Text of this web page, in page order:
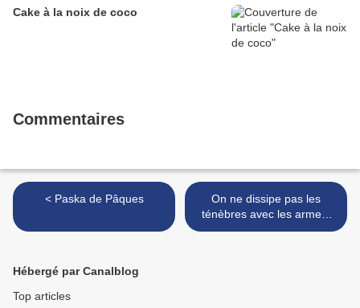
Cake à la noix de coco
Commentaires
< Paska de Pâques
On ne dissipe pas les
ténèbres avec les armes;
on >
Hébergé par Canalblog
Top articles